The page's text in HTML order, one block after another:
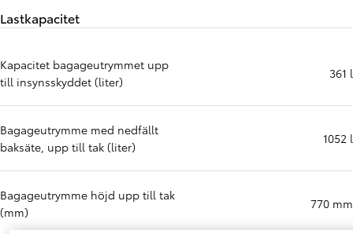
Lastkapacitet
Kapacitet bagageutrymmet upp
till insynsskyddet (liter)
361 l
Bagageutrymme med nedfällt
baksäte, upp till tak (liter)
1052 l
Bagageutrymme höjd upp till tak
(mm)
770 mm